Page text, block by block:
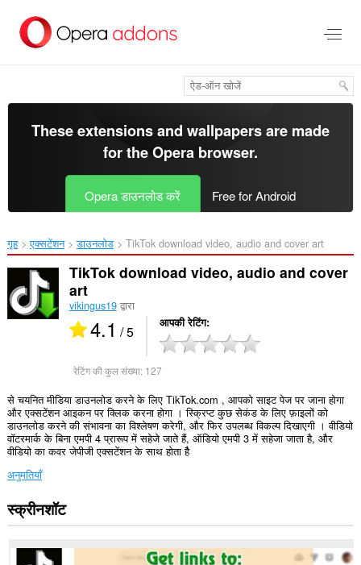
सामग्री
These extensions and wallpapers are made
for theOpera browser.
Opera डाउनलोड करें Free for Android
गृह एक्सटेंशन डाउनलोड TikTok download video, audio and cover art‎
TikTok download video, audio and cover
art
vikingus19द्वारा
4.1 / 5 आपकी रेटिंग
रेटिंग की कुल संख्या: 127
से चयनित मीडिया डाउनलोड करने के लिए TikTok.com , आपको साइट पेज पर जाना होगा
और एक्सटेंशन आइकन पर क्लिक करना होगा । स्क्रिप्ट कुछ सेकंड के लिए फ़ाइलों को
डाउनलोड करने की संभावना का विश्लेषण करेगी, और फिर उपलब्ध विकल्प दिखाएगी । वीडियो
वॉटरमार्क के बिना एमपी 4 प्रारूप में सहेजे जाते हैं, ऑडियो एमपी 3 में सहेजा जाता है, और
वीडियो का कवर जेपीजी एक्सटेंशन के साथ होता हैै
अनुमतियाँ
यह
एक्सटेंशन
वेबसाइट
स्क्रीनशॉट